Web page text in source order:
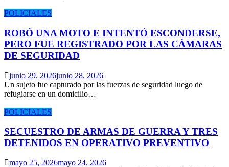
POLICIALES
ROBÓ UNA MOTO E INTENTÓ ESCONDERSE,
PERO FUE REGISTRADO POR LAS CÁMARAS
DE SEGURIDAD
junio 29, 2026junio 28, 2026
Un sujeto fue capturado por las fuerzas de seguridad luego de
refugiarse en un domicilio…
POLICIALES
SECUESTRO DE ARMAS DE GUERRA Y TRES
DETENIDOS EN OPERATIVO PREVENTIVO
mayo 25, 2026mayo 24, 2026